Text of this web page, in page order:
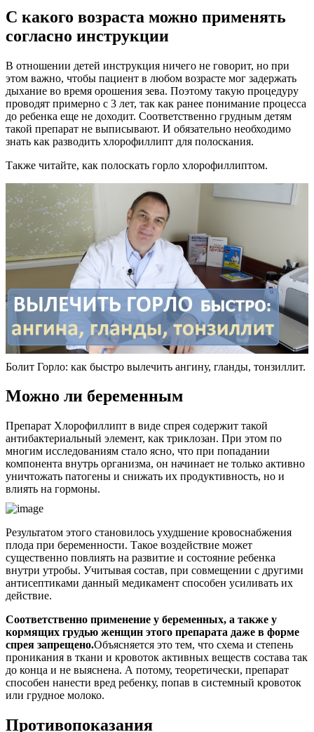
С какого возраста можно применять
согласно инструкции
В отношении детей инструкция ничего не говорит, но при
этом важно, чтобы пациент в любом возрасте мог задержать
дыхание во время орошения зева. Поэтому такую процедуру
проводят примерно с 3 лет, так как ранее понимание процесса
до ребенка еще не доходит. Соответственно грудным детям
такой препарат не выписывают. И обязательно необходимо
знать как разводить хлорофиллипт для полоскания.
Также читайте, как полоскать горло хлорофиллиптом.
Болит Горло: как быстро вылечить ангину, гланды, тонзиллит.
Можно ли беременным
Препарат Хлорофиллипт в виде спрея содержит такой
антибактериальный элемент, как триклозан. При этом по
многим исследованиям стало ясно, что при попадании
компонента внутрь организма, он начинает не только активно
уничтожать патогены и снижать их продуктивность, но и
влиять на гормоны.
Результатом этого становилось ухудшение кровоснабжения
плода при беременности. Такое воздействие может
существенно повлиять на развитие и состояние ребенка
внутри утробы. Учитывая состав, при совмещении с другими
антисептиками данный медикамент способен усиливать их
действие.
Соответственно применение у беременных, а также у
кормящих грудью женщин этого препарата даже в форме
спрея запрещено.Объясняется это тем, что схема и степень
проникания в ткани и кровоток активных веществ состава так
до конца и не выяснена. А потому, теоретически, препарат
способен нанести вред ребенку, попав в системный кровоток
или грудное молоко.
Противопоказания